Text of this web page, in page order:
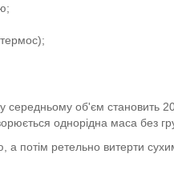
середньому об'єм становить
однорідна маса без
а потім ретельно витерти